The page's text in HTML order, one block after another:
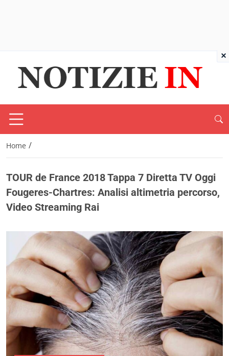
Home /
TOUR de France 2018 Tappa 7 Diretta TV Oggi
Fougeres-Chartres: Analisi altimetria percorso,
Video Streaming Rai
×